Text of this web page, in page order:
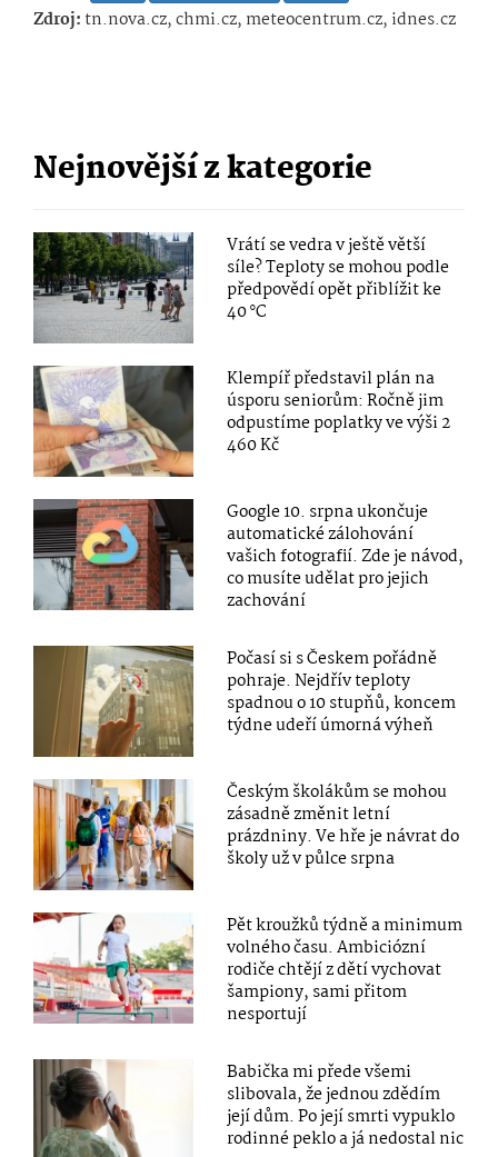
Zdroj:tn.nova.cz, chmi.cz, meteocentrum.cz, idnes.cz
Nejnovější z kategorie
Vrátí se vedra v ještě větší
síle? Teploty se mohou podle
předpovědí opět přiblížit ke
40 °C
Klempíř představil plán na
úsporu seniorům: Ročně jim
odpustíme poplatky ve výši 2
460 Kč
Google 10. srpna ukončuje
automatické zálohování
vašich fotografií. Zde je návod,
co musíte udělat pro jejich
zachování
Počasí si s Českem pořádně
pohraje. Nejdřív teploty
spadnou o 10 stupňů, koncem
týdne udeří úmorná výheň
Českým školákům se mohou
zásadně změnit letní
prázdniny. Ve hře je návrat do
školy už v půlce srpna
Pět kroužků týdně a minimum
volného času. Ambiciózní
rodiče chtějí z dětí vychovat
šampiony, sami přitom
nesportují
Babička mi přede všemi
slibovala, že jednou zdědím
její dům. Po její smrti vypuklo
rodinné peklo a já nedostal nic